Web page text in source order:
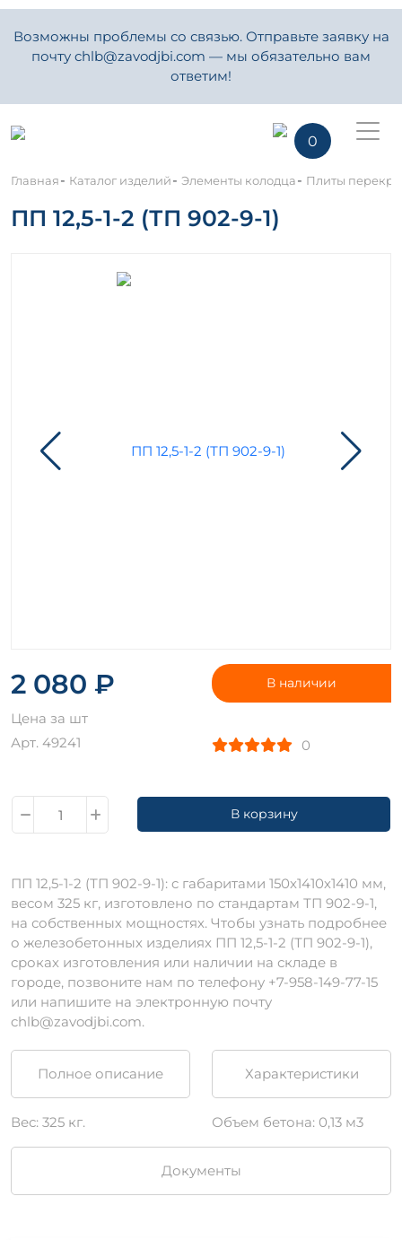
Возможны проблемы со связью. Отправьте заявку на
почту chlb@zavodjbi.com — мы обязательно вам
ответим!
0
Главная- Каталог изделий- Элементы колодца- Плиты
ПП 12,5-1-2 (ТП 902-9-1)
2 080 ₽
Цена за шт
Арт. 49241
В наличии
0
В корзину
ПП 12,5-1-2 (ТП 902-9-1): c габаритами 150х1410х1410 мм,
весом 325 кг, изготовлено по стандартам ТП 902-9-1,
на собственных мощностях. Чтобы узнать подробнее
о железобетонных изделиях ПП 12,5-1-2 (ТП 902-9-1),
сроках изготовления или наличии на складе в
городе, позвоните нам по телефону +7-958-149-77-15
или напишите на электронную почту
chlb@zavodjbi.com.
Полное описание Характеристики
Вес: 325 кг. Объем бетона: 0,13 м3
Документы